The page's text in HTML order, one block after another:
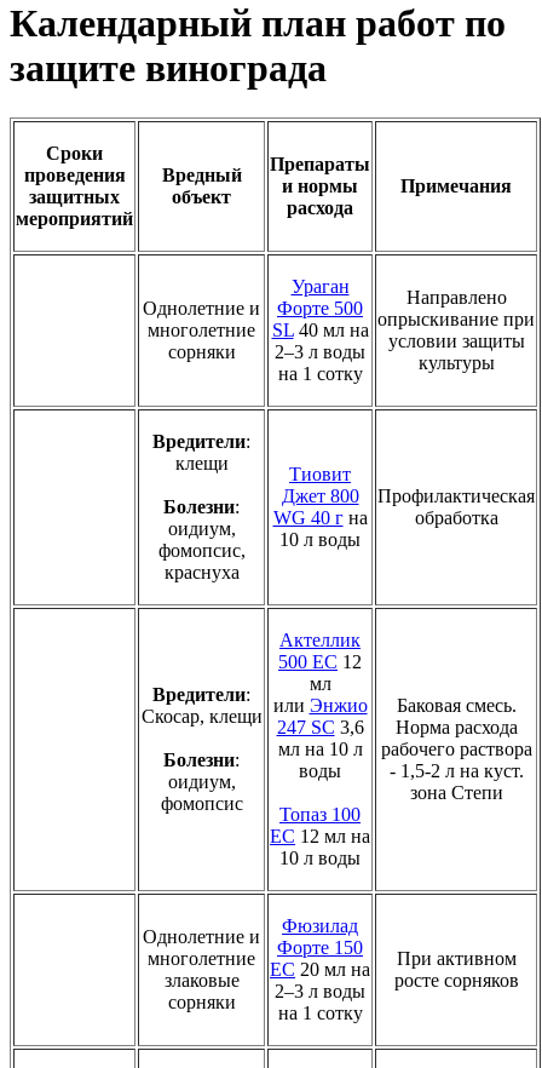
Календарный план работ по
защите винограда
Сроки
проведения
защитных
мероприятий
Вредный
объект
Препараты
и нормы
расхода
Примечания
Однолетние и
многолетние
сорняки
Ураган
Форте 500
SL40 мл на
2–3 л воды
на 1 сотку
Направлено
опрыскивание при
условии защиты
культуры
Вредители:
клещи
Болезни:
оидиум,
фомопсис,
краснуха
Тиовит
Джет 800
WG 40 гна
10 л воды
Профилактическая
обработка
Вредители:
Скосар, клещи
Болезни:
оидиум,
фомопсис
Актеллик
500 ЕС 12
мл
или Энжио
247 SC 3,6
мл на 10 л
воды
Топаз 100
ЕС 12 мл на
10 л воды
Баковая смесь.
Норма расхода
рабочего раствора
- 1,5-2 л на куст.
зона Степи
Однолетние и
многолетние
злаковые
сорняки
Фюзилад
Форте 150
ЕС 20 мл на
2–3 л воды
на 1 сотку
При активном
росте сорняков